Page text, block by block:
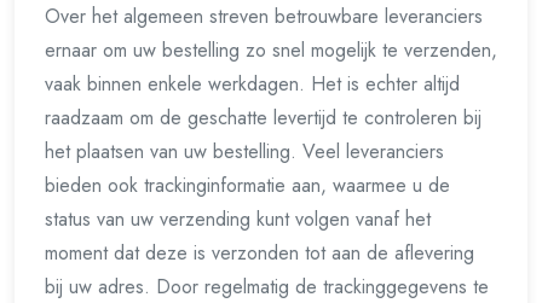
Over het algemeen streven betrouwbare leveranciers
ernaar om uw bestelling zo snel mogelijk te verzenden,
vaak binnen enkele werkdagen. Het is echter altijd
raadzaam om de geschatte levertijd te controleren bij
het plaatsen van uw bestelling. Veel leveranciers
bieden ook trackinginformatie aan, waarmee u de
status van uw verzending kunt volgen vanaf het
moment dat deze is verzonden tot aan de aflevering
bij uw adres. Door regelmatig de trackinggegevens te